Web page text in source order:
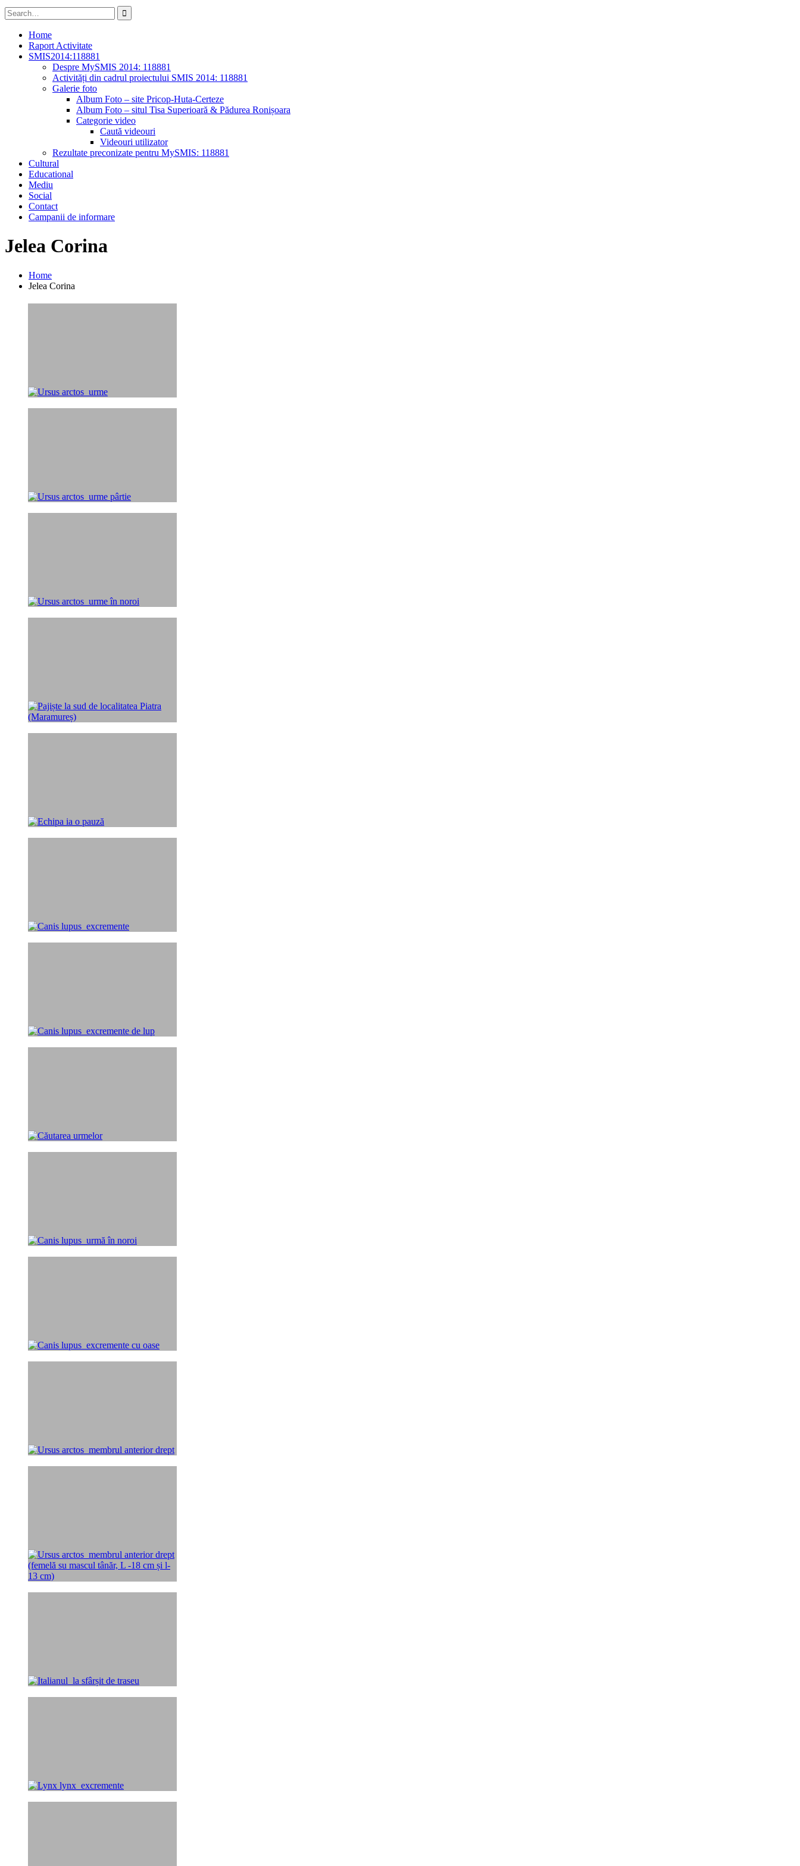
Search
for:
Home
Raport Activitate
SMIS2014:118881
Despre MySMIS 2014: 118881
Activități din cadrul proiectului SMIS 2014: 118881
Galerie foto
Album Foto – site Pricop-Huta-Certeze
Album Foto – situl Tisa Superioară & Pădurea Ronișoara
Categorie video
Caută videouri
Videouri utilizator
Rezultate preconizate pentru MySMIS: 118881
Cultural
Educational
Mediu
Social
Contact
Campanii de informare
Jelea Corina
Home
Jelea Corina